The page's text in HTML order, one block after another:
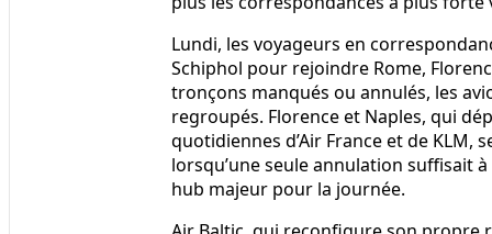
Lundi, les voyageurs en
Schiphol pour rejoindre Rome,
tronçons manqués ou annulés, les
regroupés. Florence et Naples, qui
quotidiennes d’Air France et de
lorsqu’une seule annulation suffisait
hub majeur pour la journée.